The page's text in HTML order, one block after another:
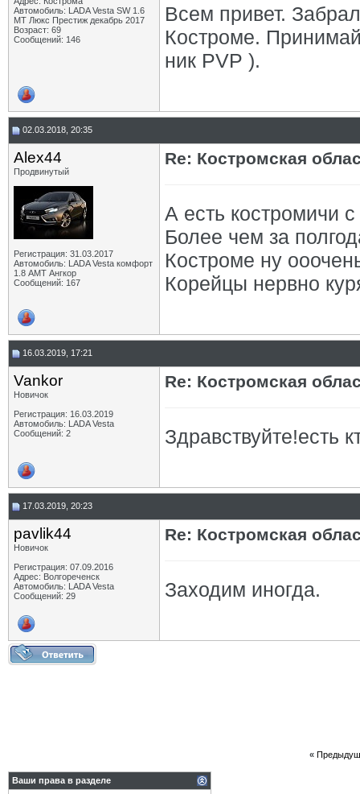
Автомобиль: LADA Vesta SW 1.6
MT Люкс Престиж декабрь 2017
Возраст: 69
Сообщений: 146
Всем привет.
Костроме.
ник PVP ).
02.03.2018, 20:35
Alex44
Продвинутый
Регистрация: 31.03.2017
Автомобиль: LADA Vesta комфорт
1.8 АМТ Ангкор
Сообщений: 167
Re: Костромская
А есть костромичи
Более чем за
Костроме ну
Корейцы нервно
16.03.2019, 17:21
Vankor
Новичок
Регистрация: 16.03.2019
Автомобиль: LADA Vesta
Сообщений: 2
Re: Костромская
Здравствуйте!есть
17.03.2019, 20:23
pavlik44
Новичок
Регистрация: 07.09.2016
Адрес: Волгореченск
Автомобиль: LADA Vesta
Сообщений: 29
Re: Костромская
Заходим иногда.
«
Ваши права в разделе